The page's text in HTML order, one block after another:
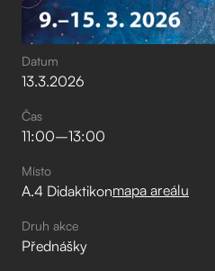
Datum
13.3.2026
Čas
11:00–⁠13:00
Místo
A.4 Didaktikonmapa areálu
Druh akce
Přednášky